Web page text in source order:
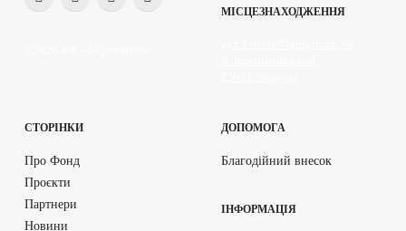
МІСЦЕЗНАХОДЖЕННЯ
СТОРІНКИ
Про Фонд
Проєкти
Партнери
Новини
ДОПОМОГА
Благодійний внесок
ІНФОРМАЦІЯ